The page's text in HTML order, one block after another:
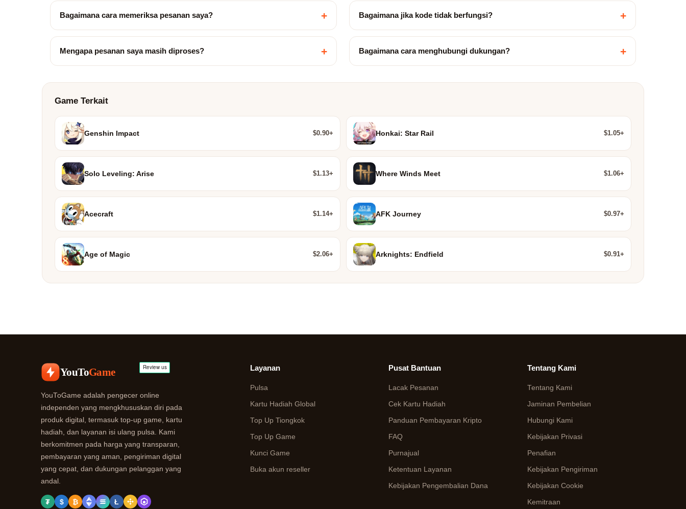
Bagaimana cara memeriksa pesanan saya? + Bagaimana jika kode tidak berfungsi? +
Mengapa pesanan saya masih diproses? + Bagaimana cara menghubungi dukungan? +
Game Terkait
Genshin Impact $0.90+ Honkai: Star Rail $1.05+
Solo Leveling: Arise $1.13+ Where Winds Meet $1.06+
Acecraft $1.14+ AFK Journey $0.97+
Age of Magic $2.06+ Arknights: Endfield $0.91+
YouToGame
YouToGame adalah pengecer online
independen yang mengkhususkan diri pada
produk digital, termasuk top-up game, kartu
hadiah, dan layanan isi ulang pulsa. Kami
berkomitmen pada harga yang transparan,
pembayaran yang aman, pengiriman digital
yang cepat, dan dukungan pelanggan yang
andal.
₮ $ ₿ Ł
Layanan
Pulsa
Kartu Hadiah Global
Top Up Tiongkok
Top Up Game
Kunci Game
Buka akun reseller
Pusat Bantuan
Lacak Pesanan
Cek Kartu Hadiah
Panduan Pembayaran Kripto
FAQ
Purnajual
Ketentuan Layanan
Kebijakan Pengembalian Dana
Tentang Kami
Tentang Kami
Jaminan Pembelian
Hubungi Kami
Kebijakan Privasi
Penafian
Kebijakan Pengiriman
Kebijakan Cookie
Kemitraan